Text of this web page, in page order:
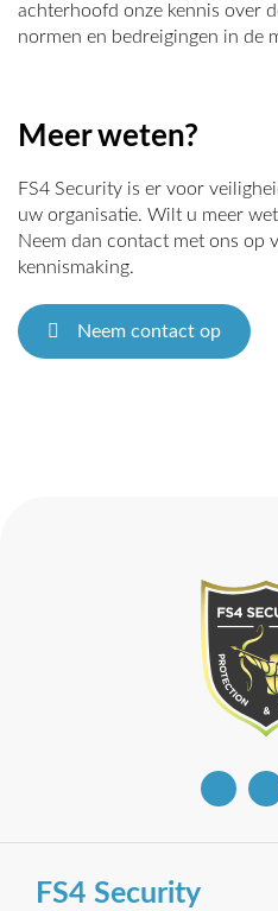
achterhoofd onze kennis over
normen en bedreigingen in de
Meer weten?
FS4 Security is er voor
uw organisatie. Wilt u meer
Neem dan contact met ons op
kennismaking.
Neem contact op
FS4 Security